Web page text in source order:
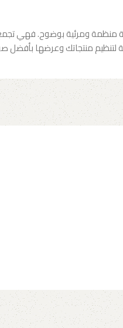
ومرئية بوضوح. فهي تجمع
منتجاتك وعرضها بأفضل